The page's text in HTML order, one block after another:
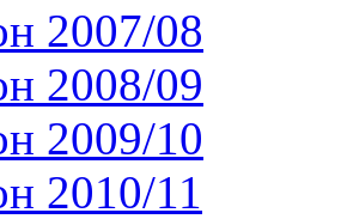
2007/08
2008/09
2009/10
2010/11